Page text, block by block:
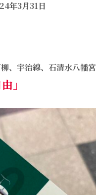
年3月31日
、宇治線、石清水八幡宮
」